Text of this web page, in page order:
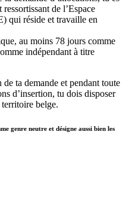
ressortissant de l’Espace
qui réside et travaille en
au moins 78 jours comme
indépendant à titre
ta demande et pendant toute
d’insertion, tu dois disposer
belge.
genre neutre et désigne aussi bien les